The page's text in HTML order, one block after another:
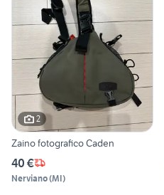
2
Zaino fotografico Caden
40 €
Nerviano(MI)